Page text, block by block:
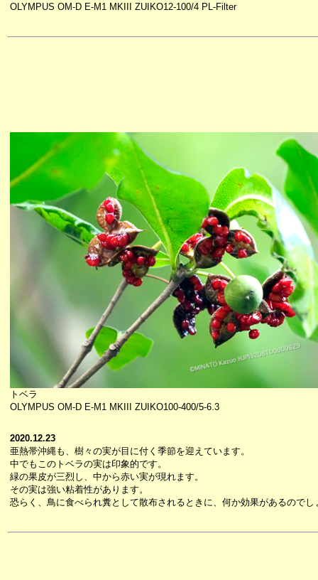
OLYMPUS OM-D E-M1 MKIII ZUIKO12-100/4 PL-Filter
トベラ
OLYMPUS OM-D E-M1 MKIII ZUIKO100-400/5-6.3
2020.12.23
亜熱帯沖縄も、樹々の実が目に付く季節を迎えています。
中でもこのトベラの実は印象的です。
緑の果皮が三烈し、中から赤い実が現れます。
その実は強い粘着性があります。
恐らく、鳥に食べられ糞として散布されるときに、何か効果があるのでし